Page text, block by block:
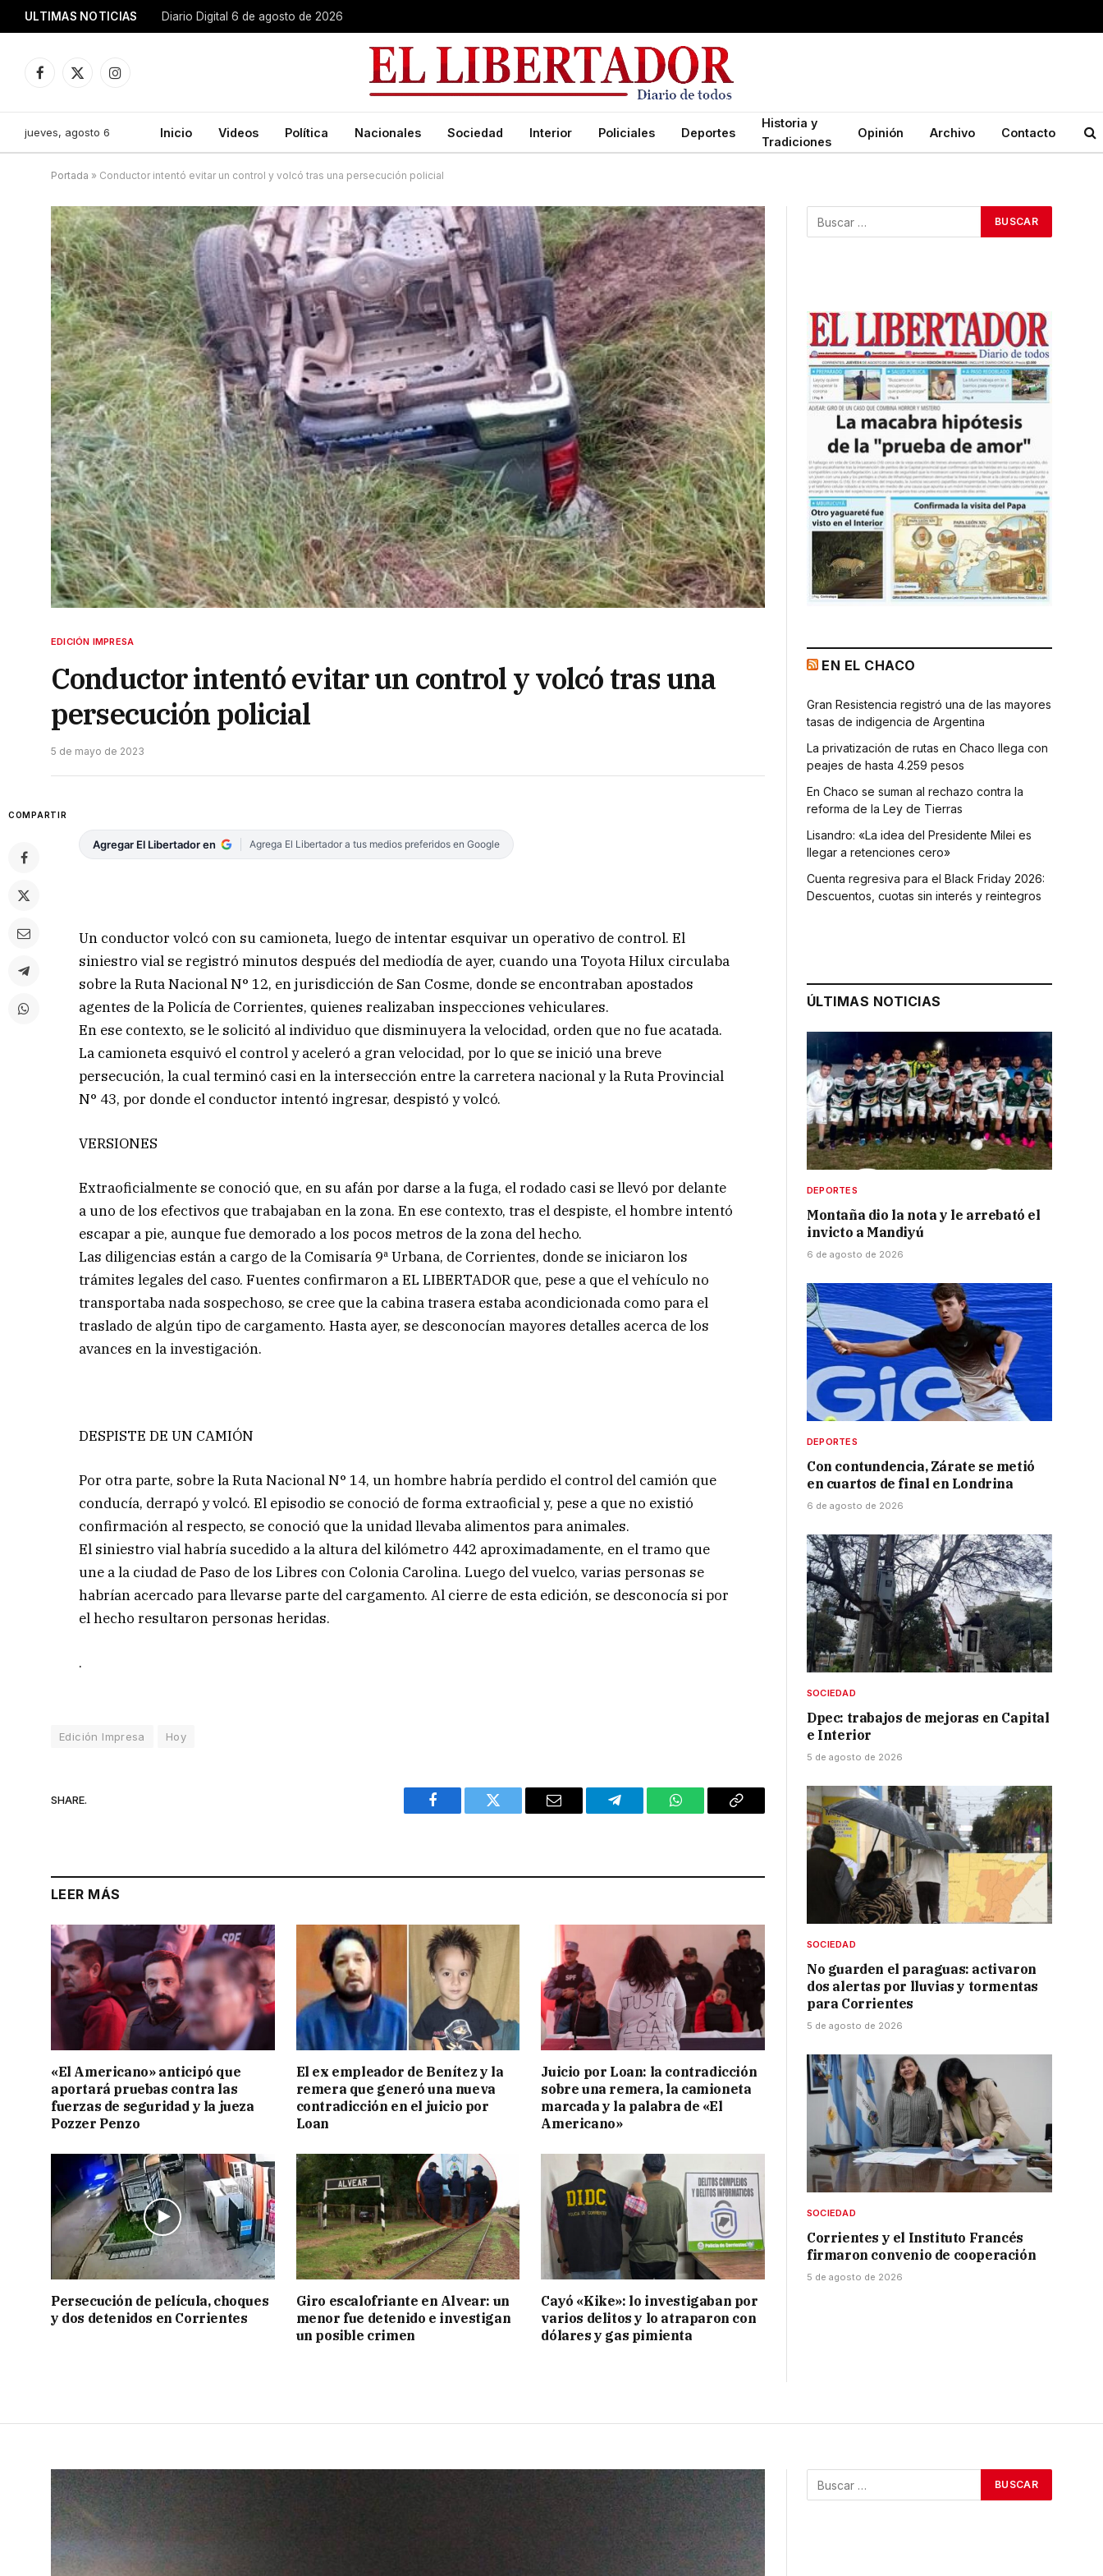
ULTIMAS NOTICIAS Diario Digital 6 de agosto de 2026
Facebook
X
Instagram
jueves, agosto 6 Inicio Videos Política Nacionales Sociedad Interior Policiales Deportes
Historia y
Tradiciones
Opinión Archivo Contacto
Portada » Conductor intentó evitar un control y volcó tras una persecución policial
EDICIÓN IMPRESA
Conductor intentó evitar un control y volcó tras una
persecución policial
5 de mayo de 2023
COMPARTIR
Agregar El Libertador en Agrega El Libertador a tus medios preferidos en Google
Un conductor volcó con su camioneta, luego de intentar esquivar un operativo de control. El
siniestro vial se registró minutos después del mediodía de ayer, cuando una Toyota Hilux circulaba
sobre la Ruta Nacional N° 12, en jurisdicción de San Cosme, donde se encontraban apostados
agentes de la Policía de Corrientes, quienes realizaban inspecciones vehiculares.
En ese contexto, se le solicitó al individuo que disminuyera la velocidad, orden que no fue acatada.
La camioneta esquivó el control y aceleró a gran velocidad, por lo que se inició una breve
persecución, la cual terminó casi en la intersección entre la carretera nacional y la Ruta Provincial
N° 43, por donde el conductor intentó ingresar, despistó y volcó.
VERSIONES
Extraoficialmente se conoció que, en su afán por darse a la fuga, el rodado casi se llevó por delante
a uno de los efectivos que trabajaban en la zona. En ese contexto, tras el despiste, el hombre intentó
escapar a pie, aunque fue demorado a los pocos metros de la zona del hecho.
Las diligencias están a cargo de la Comisaría 9ª Urbana, de Corrientes, donde se iniciaron los
trámites legales del caso. Fuentes confirmaron a EL LIBERTADOR que, pese a que el vehículo no
transportaba nada sospechoso, se cree que la cabina trasera estaba acondicionada como para el
traslado de algún tipo de cargamento. Hasta ayer, se desconocían mayores detalles acerca de los
avances en la investigación.
DESPISTE DE UN CAMIÓN
Por otra parte, sobre la Ruta Nacional N° 14, un hombre habría perdido el control del camión que
conducía, derrapó y volcó. El episodio se conoció de forma extraoficial y, pese a que no existió
confirmación al respecto, se conoció que la unidad llevaba alimentos para animales.
El siniestro vial habría sucedido a la altura del kilómetro 442 aproximadamente, en el tramo que
une a la ciudad de Paso de los Libres con Colonia Carolina. Luego del vuelco, varias personas se
habrían acercado para llevarse parte del cargamento. Al cierre de esta edición, se desconocía si por
el hecho resultaron personas heridas.
.
Edición Impresa Hoy
SHARE.
Facebook Twitter Email Telegram WhatsAppCopy
LEER MÁS
«El Americano» anticipó que
aportará pruebas contra las
fuerzas de seguridad y la jueza
Pozzer Penzo
El ex empleador de Benítez y la
remera que generó una nueva
contradicción en el juicio por
Loan
Juicio por Loan: la contradicción
sobre una remera, la camioneta
marcada y la palabra de «El
Americano»
Persecución de película, choques
y dos detenidos en Corrientes
Giro escalofriante en Alvear: un
menor fue detenido e investigan
un posible crimen
Cayó «Kike»: lo investigaban por
varios delitos y lo atraparon con
dólares y gas pimienta
EN EL CHACO
Gran Resistencia registró una de las mayores
tasas de indigencia de Argentina
La privatización de rutas en Chaco llega con
peajes de hasta 4.259 pesos
En Chaco se suman al rechazo contra la
reforma de la Ley de Tierras
Lisandro: «La idea del Presidente Milei es
llegar a retenciones cero»
Cuenta regresiva para el Black Friday 2026:
Descuentos, cuotas sin interés y reintegros
ÚLTIMAS NOTICIAS
DEPORTES
Montaña dio la nota y le arrebató el
invicto a Mandiyú
6 de agosto de 2026
DEPORTES
Con contundencia, Zárate se metió
en cuartos de final en Londrina
6 de agosto de 2026
SOCIEDAD
Dpec: trabajos de mejoras en Capital
e Interior
5 de agosto de 2026
SOCIEDAD
No guarden el paraguas: activaron
dos alertas por lluvias y tormentas
para Corrientes
5 de agosto de 2026
SOCIEDAD
Corrientes y el Instituto Francés
firmaron convenio de cooperación
5 de agosto de 2026